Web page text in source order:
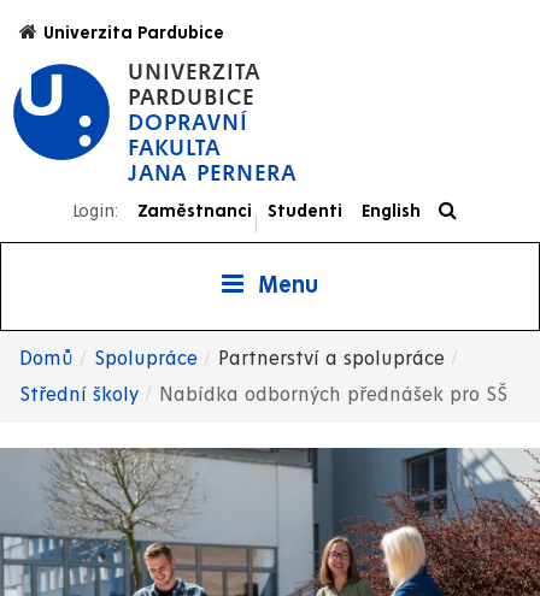
hlavnímu
obsahu
UNIVERZITA
PARDUBICE
DOPRAVNÍ
FAKULTA
JANA PERNERA
Univerzita Pardubice
Login: Zaměstnanci
|
Studenti English
Menu
Drobečková
navigace
Domů Spolupráce
Partnerství a spolupráce
Střední školy
Nabídka odborných přednášek pro SŠ